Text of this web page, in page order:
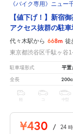
《バイク専用》ニュー
【値下げ！】新宿
アクセス抜群の駐車
代々木駅から 668m 徒
東京都渋谷区千駄ヶ谷
駐車場形式 平置
全長
軽 中型
¥430 / 24